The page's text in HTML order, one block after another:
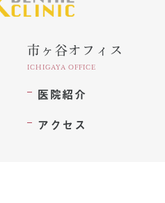
市ヶ谷オフィス
ICHIGAYA OFFICE
医院紹介
アクセス